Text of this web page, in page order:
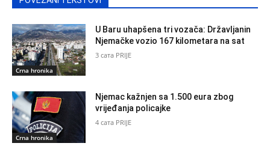
Crna hronika
U Baru uhapšena tri vozača: Državljanin
Njemačke vozio 167 kilometara na sat
3 сата PRIJE
Crna hronika
Njemac kažnjen sa 1.500 eura zbog
vrijeđanja policajke
4 сата PRIJE